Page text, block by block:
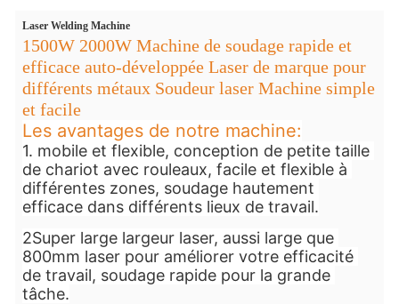
Laser Welding Machine
1500W 2000W Machine de soudage rapide et
efficace auto-développée Laser de marque pour
différents métaux Soudeur laser Machine simple
et facile
Les avantages de notre machine:
1. mobile et flexible, conception de petite taille
de chariot avec rouleaux, facile et flexible à
différentes zones, soudage hautement
efficace dans différents lieux de travail.
2Super large largeur laser, aussi large que
800mm laser pour améliorer votre efficacité
de travail, soudage rapide pour la grande
tâche.